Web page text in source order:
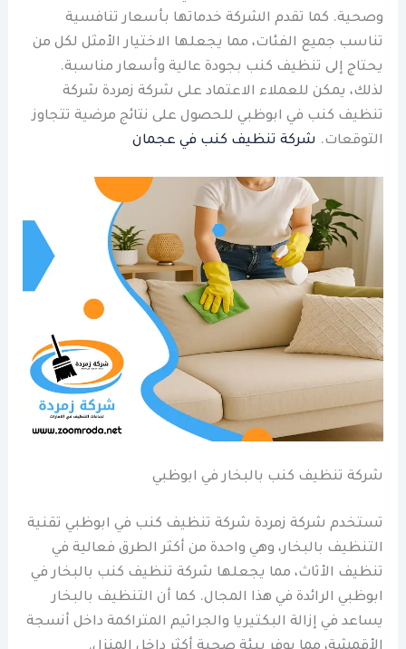
وصحية. كما تقدم الشركة خدماتها بأسعار تنافسية
تناسب جميع الفئات، مما يجعلها الاختيار الأمثل لكل من
يحتاج إلى تنظيف كنب بجودة عالية وأسعار مناسبة.
لذلك، يمكن للعملاء الاعتماد على شركة زمردة شركة
تنظيف كنب في ابوظبي للحصول على نتائج مرضية تتجاوز
التوقعات. شركة تنظيف كنب في عجمان
شركة تنظيف كنب بالبخار في ابوظبي
تستخدم شركة زمردة شركة تنظيف كنب في ابوظبي تقنية
التنظيف بالبخار، وهي واحدة من أكثر الطرق فعالية في
تنظيف الأثاث، مما يجعلها شركة تنظيف كنب بالبخار في
ابوظبي الرائدة في هذا المجال. كما أن التنظيف بالبخار
يساعد في إزالة البكتيريا والجراثيم المتراكمة داخل أنسجة